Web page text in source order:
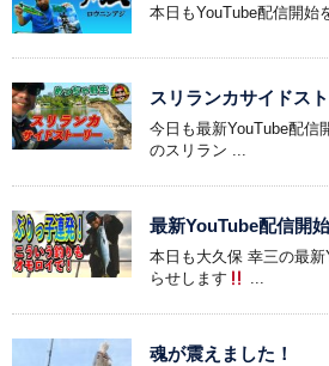
本日もYouTube配信開始
スリランカサイドス
今日も最新YouTube配信
のスリラン ...
最新YouTube配信開
本日も大久保 幸三の最
らせします
...
魂が震えました！